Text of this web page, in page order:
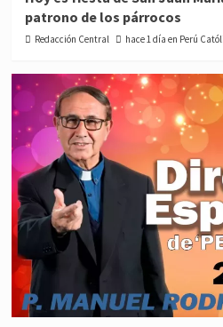
patrono de los párrocos
Redacción Central hace 1 día en Perú